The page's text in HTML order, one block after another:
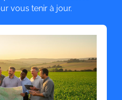
vous tenir à jour.